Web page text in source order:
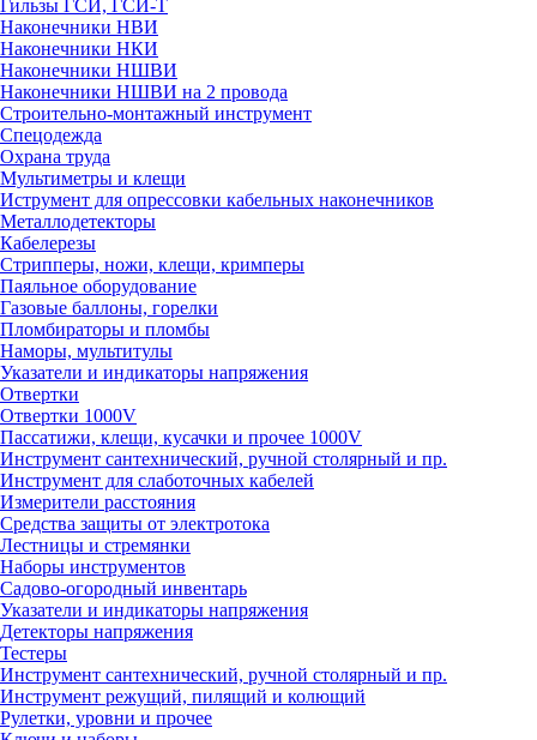
Гильзы ГСИ, ГСИ-Т
Наконечники НВИ
Наконечники НКИ
Наконечники НШВИ
Наконечники НШВИ на 2 провода
Строительно-монтажный инструмент
Спецодежда
Охрана труда
Мультиметры и клещи
Иструмент для опрессовки кабельных наконечников
Металлодетекторы
Кабелерезы
Стрипперы, ножи, клещи, кримперы
Паяльное оборудование
Газовые баллоны, горелки
Пломбираторы и пломбы
Наморы, мультитулы
Указатели и индикаторы напряжения
Отвертки
Отвертки 1000V
Пассатижи, клещи, кусачки и прочее 1000V
Инструмент сантехнический, ручной столярный и пр.
Инструмент для слаботочных кабелей
Измерители расстояния
Средства защиты от электротока
Лестницы и стремянки
Наборы инструментов
Садово-огородный инвентарь
Указатели и индикаторы напряжения
Детекторы напряжения
Тестеры
Инструмент сантехнический, ручной столярный и пр.
Инструмент режущий, пилящий и колющий
Рулетки, уровни и прочее